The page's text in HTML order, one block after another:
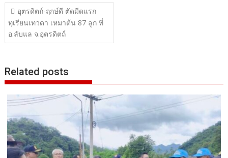
แนะแนว
เรื่อง
อุตรดิตถ์-ฤกษ์ดี ตัดมีดแรก
ทุเรียนเทวดา เหมาต้น 87 ลูก ที่
อ.ลับแล จ.อุตรดิตถ์
Related posts